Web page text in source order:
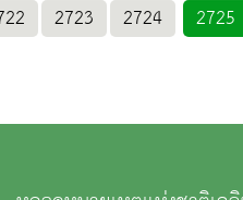
2723 2724 2725